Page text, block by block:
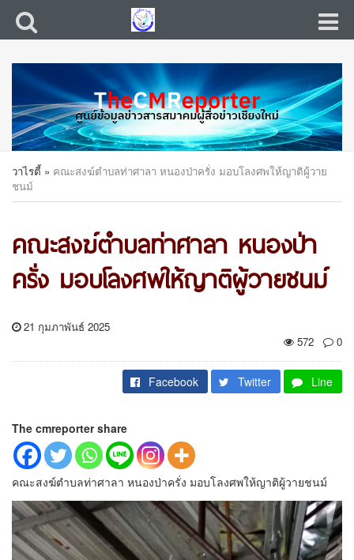
วาไรตี้ » คณะสงฆ์ตำบลท่าศาลา หนองป่าครั่ง มอบโลงศพให้ญาติผู้วาย
ชนม์
คณะสงฆ์ตำบลท่าศาลา หนองป่า
ครั่ง มอบโลงศพให้ญาติผู้วายชนม์
21 กุมภาพันธ์ 2025
572
0
Facebook Twitter Line
The cmreporter share
คณะสงฆ์ตำบลท่าศาลา หนองป่าครั่ง มอบโลงศพให้ญาติผู้วายชนม์